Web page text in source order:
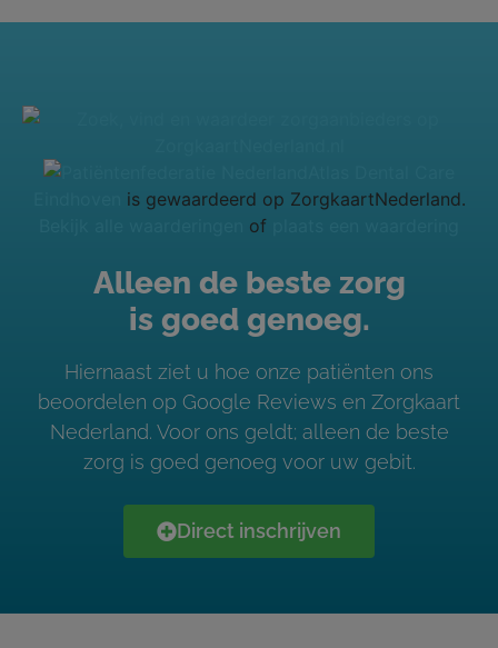
is gewaardeerd op ZorgkaartNederland.
of
Alleen de beste zorg
is goed genoeg.
Hiernaast ziet u hoe onze patiënten ons
beoordelen op Google Reviews en Zorgkaart
Nederland. Voor ons geldt; alleen de beste
zorg is goed genoeg voor uw gebit.
Direct inschrijven